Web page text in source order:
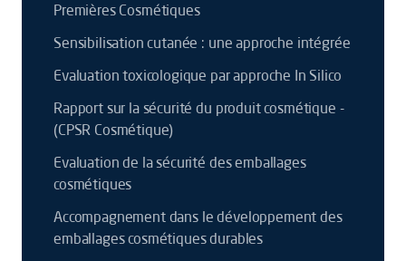
Premières Cosmétiques
Sensibilisation cutanée : une approche intégrée
Evaluation toxicologique par approche In Silico
Rapport sur la sécurité du produit cosmétique -
(CPSR Cosmétique)
Evaluation de la sécurité des emballages
cosmétiques
Accompagnement dans le développement des
emballages cosmétiques durables